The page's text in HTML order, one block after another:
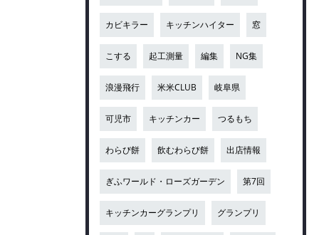
カビキラー キッチンハイター 窓
こする 起工測量 編集 NG集
浪漫飛行 米米CLUB 岐阜県
可児市 キッチンカー つるもち
わらび餅 飲むわらび餅 出店情報
ぎふワールド・ローズガーデン 第7回
キッチンカーグランプリ グランプリ